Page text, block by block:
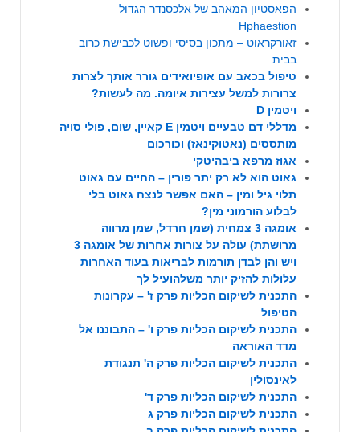
הפאסטיון המאהב של אלכסנדר הגדול
Hphaestion
זאורקראוט – מתכון בסיסי ופשוט לכבישת כרוב
בבית
טיפול בכאב עם אופיואידים גורר אותך לצרות
צרורות למשל עצירות איומה. מה לעשות?
ויטמין D
מדללי דם טבעיים ויטמין E קאיין, שום, פולי סויה
מותססים (נאטוקינאז) וכורכום
אגוז מרפא ביבהיטקי
גאוט הוא לא רק יתר פורין – החיים עם גאוט
תלוי גיל ומין – האם אפשר לנצח גאוט בלי
לבלוע הורמוני מין?
אומגה 3 צמחית (שמן חרדל, שמן מרווה
מרושתת) עולה על צורות אחרות של אומגה 3
ויש והן לבדן תורמות לבריאות בעוד האחרות
עלולות להזיק יותר משלהועיל לך
התכנית לשיקום הכליות פרק ז' – עקרונות
הטיפול
התכנית לשיקום הכליות פרק ו' – התבוננו אל
מדד האוראה
התכנית לשיקום הכליות פרק ה' תנגודת
לאינסולין
התכנית לשיקום הכליות פרק ד'
התכנית לשיקום הכליות פרק ג